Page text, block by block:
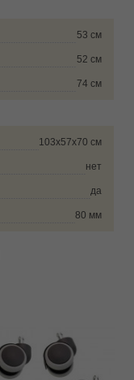
53 см
52 см
74 см
103х57х70 см
нет
да
80 мм